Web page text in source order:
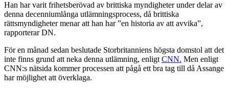
Han har varit frihetsberövad av brittiska myndigheter under delar av
denna decenniumlånga utlämningsprocess, då brittiska
rättsmyndigheter menar att han har ”en historia av att avvika”,
rapporterar DN.
För en månad sedan beslutade Storbritanniens högsta domstol att det
inte finns grund att neka denna utlämning, enligtCNN. Men enligt
CNN:s nätsida kommer processen att pågå ett bra tag till då Assange
har möjlighet att överklaga.